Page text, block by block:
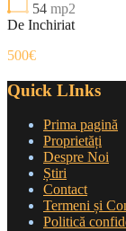
54 mp2
De Inchiriat
500€
Quick LInks
Prima pagină
Proprietăți
Despre Noi
Știri
Contact
Termeni și
Politică